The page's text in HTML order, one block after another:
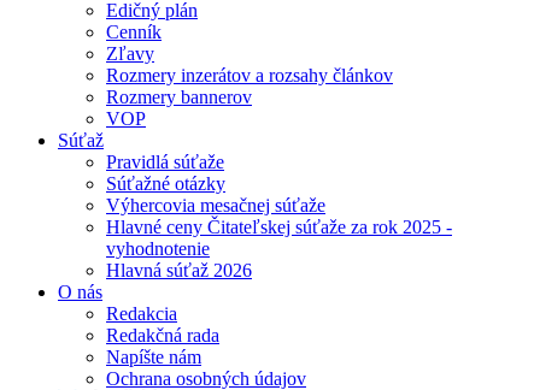
Edičný plán
Cenník
Zľavy
Rozmery inzerátov a rozsahy článkov
Rozmery bannerov
VOP
Súťaž
Pravidlá súťaže
Súťažné otázky
Výhercovia mesačnej súťaže
Hlavné ceny Čitateľskej súťaže za rok 2025 -
vyhodnotenie
Hlavná súťaž 2026
O nás
Redakcia
Redakčná rada
Napíšte nám
Ochrana osobných údajov